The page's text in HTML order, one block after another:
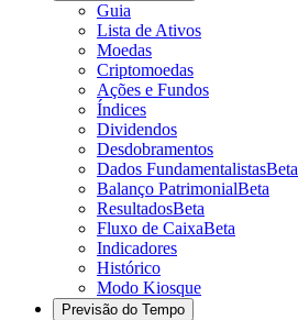
Guia
Lista de Ativos
Moedas
Criptomoedas
Ações e Fundos
Índices
Dividendos
Desdobramentos
Dados FundamentalistasBeta
Balanço PatrimonialBeta
ResultadosBeta
Fluxo de CaixaBeta
Indicadores
Histórico
Modo Kiosque
Previsão do Tempo